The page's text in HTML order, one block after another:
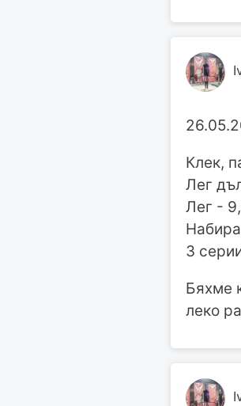
Клек,
Лег
Лег -
3
Бяхме
леко